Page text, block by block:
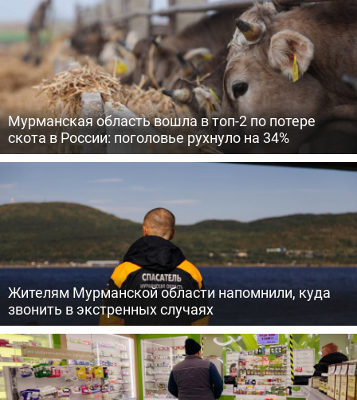
Мурманская область вошла в топ-2 по потере
скота в России: поголовье рухнуло на 34%
Жителям Мурманской области напомнили, куда
звонить в экстренных случаях